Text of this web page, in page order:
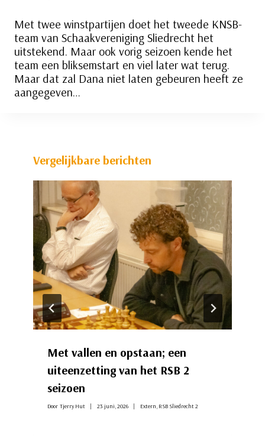
Met twee winstpartijen doet het tweede KNSB-
team van Schaakvereniging Sliedrecht het
uitstekend. Maar ook vorig seizoen kende het
team een bliksemstart en viel later wat terug.
Maar dat zal Dana niet laten gebeuren heeft ze
aangegeven…
Vergelijkbare berichten
Met vallen en opstaan; een
uiteenzetting van het RSB 2
seizoen
Door Tjerry Hut 23 juni, 2026 Extern, RSB Sliedrecht 2